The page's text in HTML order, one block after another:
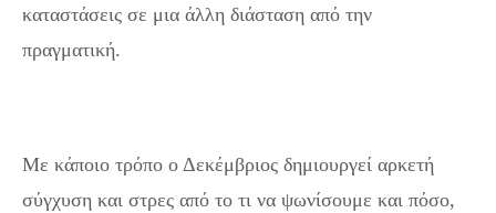
καταστάσεις σε μια άλλη διάσταση από την
πραγματική.
Με κάποιο τρόπο ο Δεκέμβριος δημιουργεί αρκετή
σύγχυση και στρες από το τι να ψωνίσουμε και πόσο,